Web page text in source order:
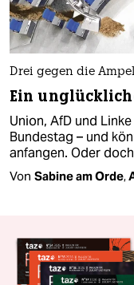
Drei gegen die Ampel
Ein
Union, AfD und
Bundestag – und
anfangen. Oder
Von Sabine am Orde,